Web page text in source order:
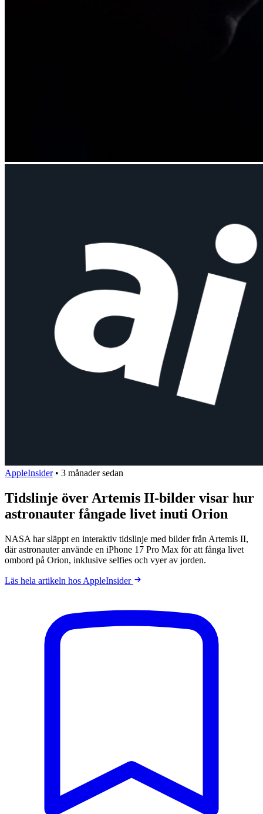
AppleInsider • 3 månader sedan
Tidslinje över Artemis II-bilder visar hur
astronauter fångade livet inuti Orion
NASA har släppt en interaktiv tidslinje med bilder från Artemis II,
där astronauter använde en iPhone 17 Pro Max för att fånga livet
ombord på Orion, inklusive selfies och vyer av jorden.
Läs hela artikeln hos AppleInsider